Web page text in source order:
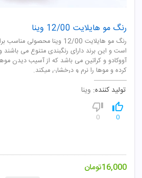
رنگ مو هایلایت 12/00 وینا
رنگ مو هایلایت 12/00 وینا
است و این برند دارای رنگبندی متنوع می
آووکادو و کراتین می باشد که از آسیب دیدن
کرده و موها را نرم و درخشان میکند.
تولید کننده: وینا
0
0
16,000تومان